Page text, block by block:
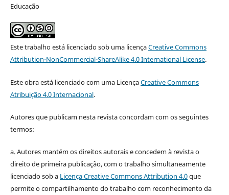
Educação
Este trabalho está licenciado sob uma licençaCreative Commons
Attribution-NonCommercial-ShareAlike 4.0 International License.
Este obra está licenciado com uma LicençaCreative Commons
Atribuição 4.0 Internacional.
Autores que publicam nesta revista concordam com os seguintes
termos:
a. Autores mantém os direitos autorais e concedem à revista o
direito de primeira publicação, com o trabalho simultaneamente
licenciado sob a Licença Creative Commons Attribution 4.0que
permite o compartilhamento do trabalho com reconhecimento da